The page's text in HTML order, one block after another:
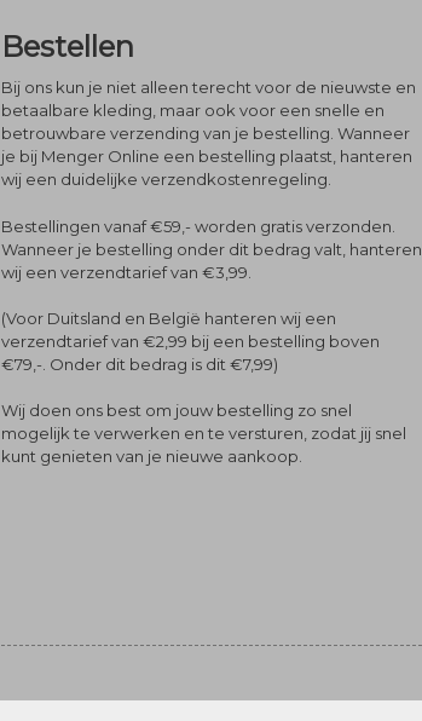
Bestellen
Bij ons kun je niet alleen terecht voor de nieuwste en
betaalbare kleding, maar ook voor een snelle en
betrouwbare verzending van je bestelling. Wanneer
je bij Menger Online een bestelling plaatst, hanteren
wij een duidelijke verzendkostenregeling.
Bestellingen vanaf €59,- worden gratis verzonden.
Wanneer je bestelling onder dit bedrag valt, hanteren
wij een verzendtarief van €3,99.
(Voor Duitsland en België hanteren wij een
verzendtarief van €2,99 bij een bestelling boven
€79,-. Onder dit bedrag is dit €7,99)
Wij doen ons best om jouw bestelling zo snel
mogelijk te verwerken en te versturen, zodat jij snel
kunt genieten van je nieuwe aankoop.